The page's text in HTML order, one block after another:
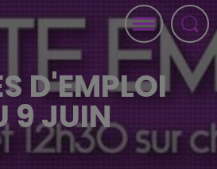
D'EMPLOI
9 JUIN